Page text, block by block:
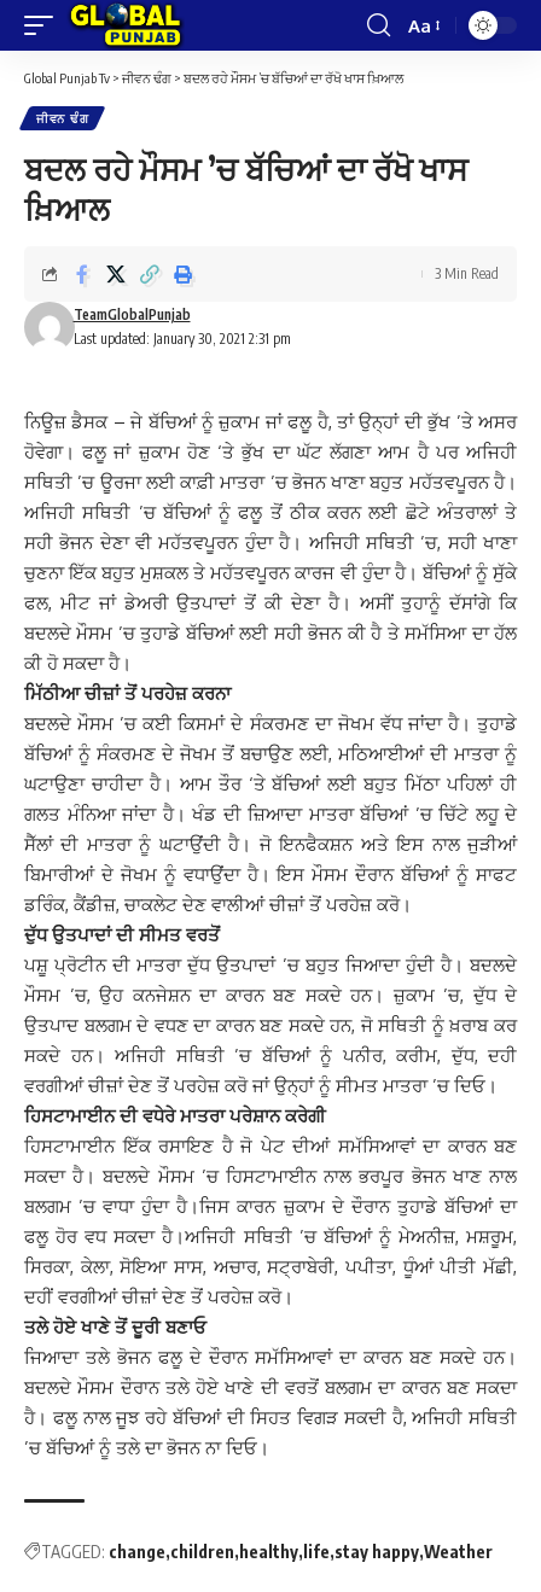
Font
Aa
Global Punjab Tv > ਜੀਵਨ ਢੰਗ > ਬਦਲ ਰਹੇ ਮੌਸਮ ’ਚ ਬੱਚਿਆਂ ਦਾ ਰੱਖੋ ਖਾਸ ਖ਼ਿਆਲ
ਜੀਵਨ ਢੰਗ
ਬਦਲ ਰਹੇ ਮੌਸਮ ’ਚ ਬੱਚਿਆਂ ਦਾ ਰੱਖੋ ਖਾਸ
ਖ਼ਿਆਲ
Last updated: January 30, 2021 2:31 pm
TeamGlobalPunjab
3 Min Read
ਨਿਊਜ਼ ਡੈਸਕ – ਜੇ ਬੱਚਿਆਂ ਨੂੰ ਜ਼ੁਕਾਮ ਜਾਂ ਫਲੂ ਹੈ, ਤਾਂ ਉਨ੍ਹਾਂ ਦੀ ਭੁੱਖ ’ਤੇ ਅਸਰ
ਹੋਵੇਗਾ। ਫਲੂ ਜਾਂ ਜ਼ੁਕਾਮ ਹੋਣ ‘ਤੇ ਭੁੱਖ ਦਾ ਘੱਟ ਲੱਗਣਾ ਆਮ ਹੈ ਪਰ ਅਜਿਹੀ
ਸਥਿਤੀ ’ਚ ਊਰਜਾ ਲਈ ਕਾਫ਼ੀ ਮਾਤਰਾ ’ਚ ਭੋਜਨ ਖਾਣਾ ਬਹੁਤ ਮਹੱਤਵਪੂਰਨ ਹੈ।
ਅਜਿਹੀ ਸਥਿਤੀ ’ਚ ਬੱਚਿਆਂ ਨੂੰ ਫਲੂ ਤੋਂ ਠੀਕ ਕਰਨ ਲਈ ਛੋਟੇ ਅੰਤਰਾਲਾਂ ਤੇ
ਸਹੀ ਭੋਜਨ ਦੇਣਾ ਵੀ ਮਹੱਤਵਪੂਰਨ ਹੁੰਦਾ ਹੈ। ਅਜਿਹੀ ਸਥਿਤੀ ’ਚ, ਸਹੀ ਖਾਣਾ
ਚੁਣਨਾ ਇੱਕ ਬਹੁਤ ਮੁਸ਼ਕਲ ਤੇ ਮਹੱਤਵਪੂਰਨ ਕਾਰਜ ਵੀ ਹੁੰਦਾ ਹੈ। ਬੱਚਿਆਂ ਨੂੰ ਸੁੱਕੇ
ਫਲ, ਮੀਟ ਜਾਂ ਡੇਅਰੀ ਉਤਪਾਦਾਂ ਤੋਂ ਕੀ ਦੇਣਾ ਹੈ। ਅਸੀਂ ਤੁਹਾਨੂੰ ਦੱਸਾਂਗੇ ਕਿ
ਬਦਲਦੇ ਮੌਸਮ ’ਚ ਤੁਹਾਡੇ ਬੱਚਿਆਂ ਲਈ ਸਹੀ ਭੋਜਨ ਕੀ ਹੈ ਤੇ ਸਮੱਸਿਆ ਦਾ ਹੱਲ
ਕੀ ਹੋ ਸਕਦਾ ਹੈ।
ਮਿੱਠੀਆ ਚੀਜ਼ਾਂ ਤੋਂ ਪਰਹੇਜ਼ ਕਰਨਾ
ਬਦਲਦੇ ਮੌਸਮ ’ਚ ਕਈ ਕਿਸਮਾਂ ਦੇ ਸੰਕਰਮਣ ਦਾ ਜੋਖਮ ਵੱਧ ਜਾਂਦਾ ਹੈ। ਤੁਹਾਡੇ
ਬੱਚਿਆਂ ਨੂੰ ਸੰਕਰਮਣ ਦੇ ਜੋਖਮ ਤੋਂ ਬਚਾਉਣ ਲਈ, ਮਠਿਆਈਆਂ ਦੀ ਮਾਤਰਾ ਨੂੰ
ਘਟਾਉਣਾ ਚਾਹੀਦਾ ਹੈ। ਆਮ ਤੌਰ ‘ਤੇ ਬੱਚਿਆਂ ਲਈ ਬਹੁਤ ਮਿੱਠਾ ਪਹਿਲਾਂ ਹੀ
ਗਲਤ ਮੰਨਿਆ ਜਾਂਦਾ ਹੈ। ਖੰਡ ਦੀ ਜ਼ਿਆਦਾ ਮਾਤਰਾ ਬੱਚਿਆਂ ’ਚ ਚਿੱਟੇ ਲਹੂ ਦੇ
ਸੈੱਲਾਂ ਦੀ ਮਾਤਰਾ ਨੂੰ ਘਟਾਉਂਦੀ ਹੈ। ਜੋ ਇਨਫੈਕਸ਼ਨ ਅਤੇ ਇਸ ਨਾਲ ਜੁੜੀਆਂ
ਬਿਮਾਰੀਆਂ ਦੇ ਜੋਖਮ ਨੂੰ ਵਧਾਉਂਦਾ ਹੈ। ਇਸ ਮੌਸਮ ਦੌਰਾਨ ਬੱਚਿਆਂ ਨੂੰ ਸਾਫਟ
ਡਰਿੰਕ, ਕੈਂਡੀਜ਼, ਚਾਕਲੇਟ ਦੇਣ ਵਾਲੀਆਂ ਚੀਜ਼ਾਂ ਤੋਂ ਪਰਹੇਜ਼ ਕਰੋ।
ਦੁੱਧ ਉਤਪਾਦਾਂ ਦੀ ਸੀਮਤ ਵਰਤੋਂ
ਪਸ਼ੂ ਪ੍ਰੋਟੀਨ ਦੀ ਮਾਤਰਾ ਦੁੱਧ ਉਤਪਾਦਾਂ ’ਚ ਬਹੁਤ ਜਿਆਦਾ ਹੁੰਦੀ ਹੈ। ਬਦਲਦੇ
ਮੌਸਮ ’ਚ, ਉਹ ਕਨਜੇਸ਼ਨ ਦਾ ਕਾਰਨ ਬਣ ਸਕਦੇ ਹਨ। ਜ਼ੁਕਾਮ ’ਚ, ਦੁੱਧ ਦੇ
ਉਤਪਾਦ ਬਲਗਮ ਦੇ ਵਧਣ ਦਾ ਕਾਰਨ ਬਣ ਸਕਦੇ ਹਨ, ਜੋ ਸਥਿਤੀ ਨੂੰ ਖ਼ਰਾਬ ਕਰ
ਸਕਦੇ ਹਨ। ਅਜਿਹੀ ਸਥਿਤੀ ’ਚ ਬੱਚਿਆਂ ਨੂੰ ਪਨੀਰ, ਕਰੀਮ, ਦੁੱਧ, ਦਹੀ
ਵਰਗੀਆਂ ਚੀਜ਼ਾਂ ਦੇਣ ਤੋਂ ਪਰਹੇਜ਼ ਕਰੋ ਜਾਂ ਉਨ੍ਹਾਂ ਨੂੰ ਸੀਮਤ ਮਾਤਰਾ ’ਚ ਦਿਓ।
ਹਿਸਟਾਮਾਈਨ ਦੀ ਵਧੇਰੇ ਮਾਤਰਾ ਪਰੇਸ਼ਾਨ ਕਰੇਗੀ
ਹਿਸਟਾਮਾਈਨ ਇੱਕ ਰਸਾਇਣ ਹੈ ਜੋ ਪੇਟ ਦੀਆਂ ਸਮੱਸਿਆਵਾਂ ਦਾ ਕਾਰਨ ਬਣ
ਸਕਦਾ ਹੈ। ਬਦਲਦੇ ਮੌਸਮ ’ਚ ਹਿਸਟਾਮਾਈਨ ਨਾਲ ਭਰਪੂਰ ਭੋਜਨ ਖਾਣ ਨਾਲ
ਬਲਗਮ ’ਚ ਵਾਧਾ ਹੁੰਦਾ ਹੈ।ਜਿਸ ਕਾਰਨ ਜ਼ੁਕਾਮ ਦੇ ਦੌਰਾਨ ਤੁਹਾਡੇ ਬੱਚਿਆਂ ਦਾ
ਫਲੂ ਹੋਰ ਵਧ ਸਕਦਾ ਹੈ।ਅਜਿਹੀ ਸਥਿਤੀ ’ਚ ਬੱਚਿਆਂ ਨੂੰ ਮੇਅਨੀਜ਼, ਮਸ਼ਰੂਮ,
ਸਿਰਕਾ, ਕੇਲਾ, ਸੋਇਆ ਸਾਸ, ਅਚਾਰ, ਸਟ੍ਰਾਬੇਰੀ, ਪਪੀਤਾ, ਧੂੰਆਂ ਪੀਤੀ ਮੱਛੀ,
ਦਹੀਂ ਵਰਗੀਆਂ ਚੀਜ਼ਾਂ ਦੇਣ ਤੋਂ ਪਰਹੇਜ਼ ਕਰੋ।
ਤਲੇ ਹੋਏ ਖਾਣੇ ਤੋਂ ਦੂਰੀ ਬਣਾਓ
ਜਿਆਦਾ ਤਲੇ ਭੋਜਨ ਫਲੂ ਦੇ ਦੌਰਾਨ ਸਮੱਸਿਆਵਾਂ ਦਾ ਕਾਰਨ ਬਣ ਸਕਦੇ ਹਨ।
ਬਦਲਦੇ ਮੌਸਮ ਦੌਰਾਨ ਤਲੇ ਹੋਏ ਖਾਣੇ ਦੀ ਵਰਤੋਂ ਬਲਗਮ ਦਾ ਕਾਰਨ ਬਣ ਸਕਦਾ
ਹੈ। ਫਲੂ ਨਾਲ ਜੂਝ ਰਹੇ ਬੱਚਿਆਂ ਦੀ ਸਿਹਤ ਵਿਗੜ ਸਕਦੀ ਹੈ, ਅਜਿਹੀ ਸਥਿਤੀ
’ਚ ਬੱਚਿਆਂ ਨੂੰ ਤਲੇ ਦਾ ਭੋਜਨ ਨਾ ਦਿਓ।
TAGGED: change children healthy life stay happy Weather